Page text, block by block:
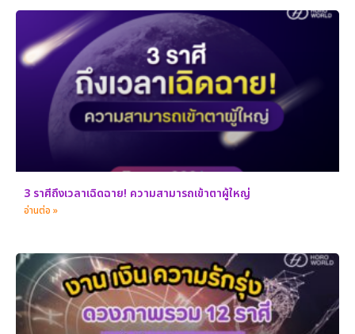
3 ราศีถึงเวลาเฉิดฉาย! ความสามารถเข้าตาผู้ใหญ่
อ่านต่อ »